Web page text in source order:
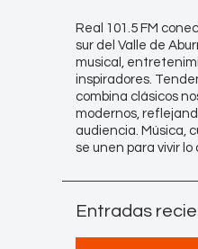
Real 101.5 FM
sur del Valle de
musical,
inspiradores.
combina clásicos
modernos,
audiencia. Música,
se unen para vivir lo
Entradas